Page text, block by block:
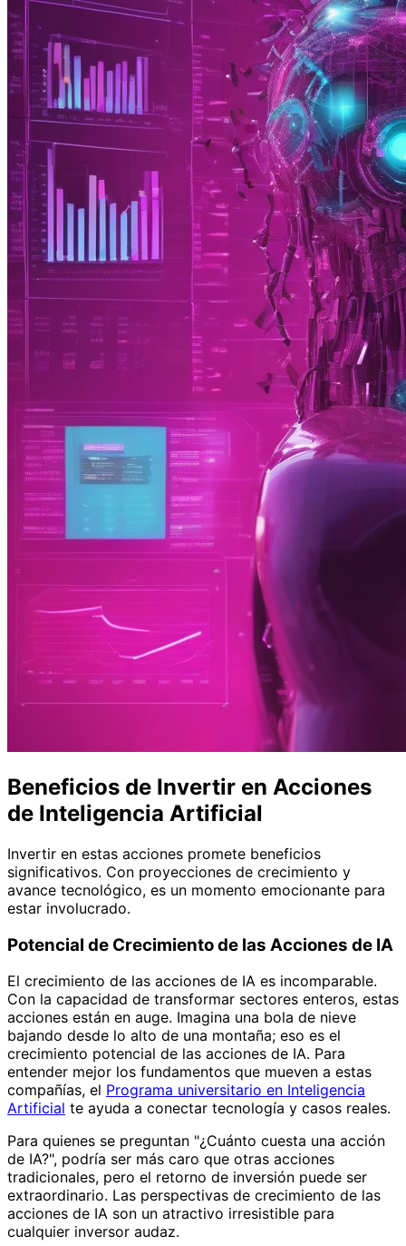
Beneficios de Invertir en Acciones
de Inteligencia Artificial
Invertir en estas acciones promete beneficios
significativos. Con proyecciones de crecimiento y
avance tecnológico, es un momento emocionante para
estar involucrado.
Potencial de Crecimiento de las Acciones de IA
El crecimiento de las acciones de IA es incomparable.
Con la capacidad de transformar sectores enteros, estas
acciones están en auge. Imagina una bola de nieve
bajando desde lo alto de una montaña; eso es el
crecimiento potencial de las acciones de IA. Para
entender mejor los fundamentos que mueven a estas
compañías, el Programa universitario en Inteligencia
Artificial te ayuda a conectar tecnología y casos reales.
Para quienes se preguntan "¿Cuánto cuesta una acción
de IA?", podría ser más caro que otras acciones
tradicionales, pero el retorno de inversión puede ser
extraordinario. Las perspectivas de crecimiento de las
acciones de IA son un atractivo irresistible para
cualquier inversor audaz.